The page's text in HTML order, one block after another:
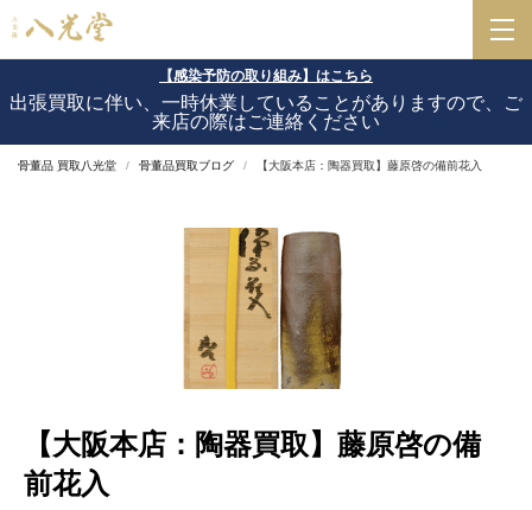
【感染予防の取り組み】はこちら
出張買取に伴い、一時休業していることがありますので、ご
来店の際はご連絡ください
骨董品 買取八光堂 骨董品買取ブログ 【大阪本店：陶器買取】藤原啓の備前花入
【大阪本店：陶器買取】藤原啓の備
前花入